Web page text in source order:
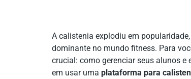
A calistenia explodiu em
dominante no mundo fitness. Para
crucial: como gerenciar seus alunos
em usar uma plataforma para